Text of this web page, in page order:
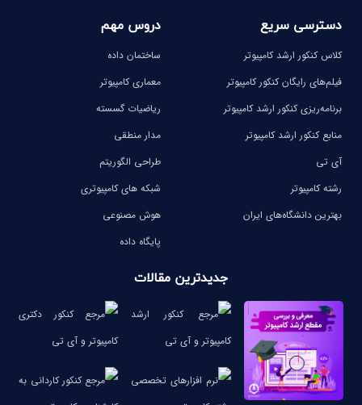
دسترسی سریع
کلاس کنکور ارشد کامپیوتر
فیلم‌های رایگان کنکور کامپیوتر
برنامه‌ریزی کنکور ارشد کامپیوتر
منابع کنکور ارشد کامپیوتر
آی تی
رشته کامپیوتر
بهترین دانشگاه‌های ایران
دروس مهم
ساختمان داده
معماری کامپیوتر
ریاضیات گسسته
مدار منطقی
طراحی الگوریتم
شبکه های کامپیوتری
هوش مصنوعی
پایگاه داده
جدیدترین مقالات